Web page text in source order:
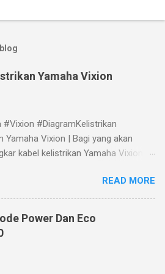
Yamaha Vixion
#Vixion #DiagramKelistrikan
Yamaha Vixion | Bagi yang akan
kabel kelistrikan Yamaha Vixion,
Kelistrikan Yamaha Vixion berikut.
READ MORE
Power Dan Eco